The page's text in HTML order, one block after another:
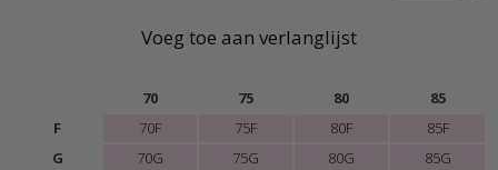
Voeg toe aan verlanglijst
70 75 80
85
F
70F 75F 80F
85F
G
70G 75G 80G
85G